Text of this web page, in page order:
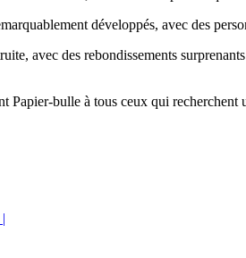
développés, avec des
avec des rebondissements
Papier-bulle à tous ceux qui